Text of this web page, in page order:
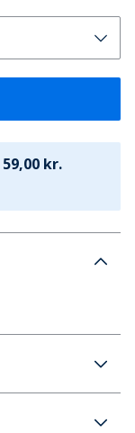
59,00 kr.